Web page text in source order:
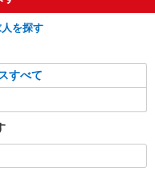
を探す
すべて